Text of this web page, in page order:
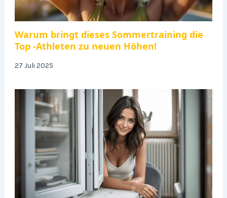
Warum bringt dieses Sommertraining die
Top -Athleten zu neuen Höhen!
27 Juli 2025